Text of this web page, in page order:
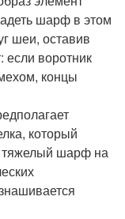
шарф в этом
шеи, оставив
воротник
концы
который
тяжелый шарф на